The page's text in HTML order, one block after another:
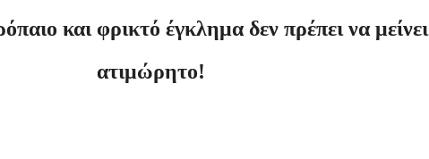
και φρικτό έγκλημα δεν πρέπει να μείνει
ατιμώρητο!